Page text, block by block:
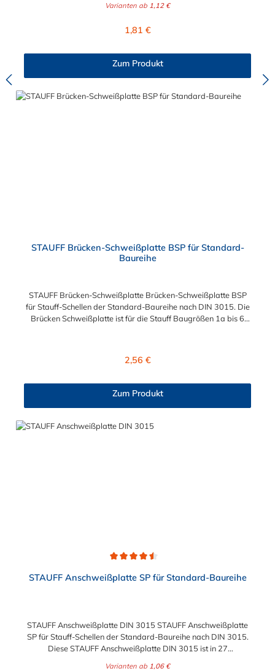
STAUFF Schelle nach DIN 3015 ist Polypropylen (PP). Passende
8 M6 x 125 M6 x 110
Varianten ab 1,12 €
Regulärer Preis:
1,81 €
Zum Produkt
STAUFF Brücken-Schweißplatte BSP für Standard-
Baureihe
STAUFF Brücken-Schweißplatte Brücken-Schweißplatte BSP
für Stauff-Schellen der Standard-Baureihe nach DIN 3015. Die
Brücken Schweißplatte ist für die Stauff Baugrößen 1a bis 6
Regulärer Preis:
2,56 €
Zum Produkt
STAUFF Anschweißplatte SP für Standard-Baureihe
STAUFF Anschweißplatte DIN 3015 STAUFF Anschweißplatte
SP für Stauff-Schellen der Standard-Baureihe nach DIN 3015.
Diese STAUFF Anschweißplatte DIN 3015 ist in 27
Varianten ab 1,06 €